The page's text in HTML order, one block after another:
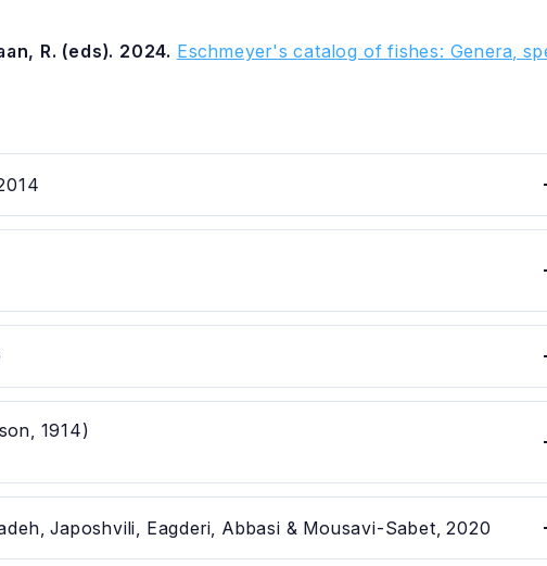
R. (eds). 2024. Eschmeyer's catalog of fishes: Genera,
1914)
Japoshvili, Eagderi, Abbasi & Mousavi-Sabet, 2020